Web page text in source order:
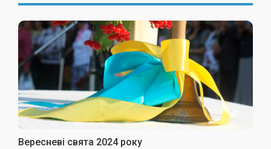
Вересневі свята 2024 року